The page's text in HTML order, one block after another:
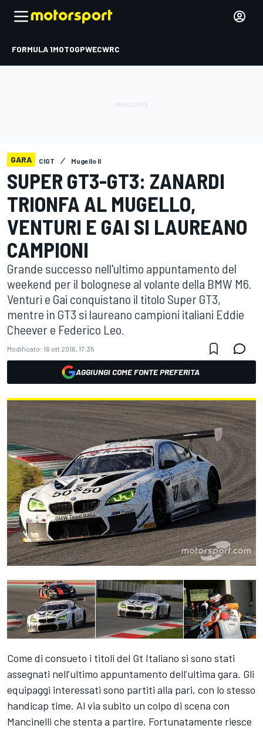
FORMULA 1MOTOGPWECWRC
GARA CIGT Mugello II
SUPER GT3-GT3: ZANARDI
TRIONFA AL MUGELLO,
VENTURI E GAI SI LAUREANO
CAMPIONI
Grande successo nell'ultimo appuntamento del
weekend per il bolognese al volante della BMW M6.
Venturi e Gai conquistano il titolo Super GT3,
mentre in GT3 si laureano campioni italiani Eddie
Cheever e Federico Leo.
Modificato: 16 ott 2016, 17:35
AGGIUNGI COME FONTE PREFERITA
Come di consueto i titoli del Gt Italiano si sono stati
assegnati nell’ultimo appuntamento dell’ultima gara. Gli
equipaggi interessati sono partiti alla pari, con lo stesso
handicap time. Al via subito un colpo di scena con
Mancinelli che stenta a partire. Fortunatamente riesce